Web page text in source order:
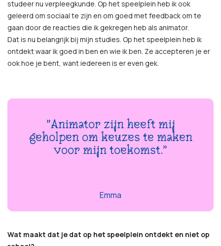
studeer nu verpleegkunde. Op het speelplein heb ik ook
geleerd om sociaal te zijn en om goed met feedback om te
gaan door de reacties die ik gekregen heb als animator.
Dat is nu belangrijk bij mijn studies. Op het speelplein heb ik
ontdekt waar ik goed in ben en wie ik ben. Ze accepteren je er
ook hoe je bent, want iedereen is er even gek.
"Animator zijn heeft mij
geholpen om keuzes te maken
voor mijn toekomst."
Emma
Wat maakt dat je dat op het speelplein ontdekt en niet op